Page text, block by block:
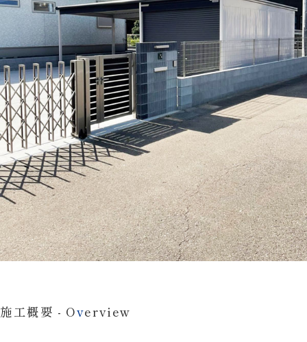
施工概要 - Overview